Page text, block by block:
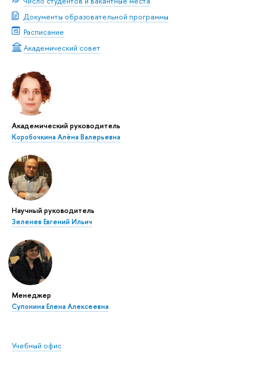
Документы образовательной программы
Расписание
Академический совет
Академический руководитель
Коробочкина Алёна Валерьевна
Научный руководитель
Зеленев Евгений Ильич
Менеджер
Супонина Елена Алексеевна
Учебный офис